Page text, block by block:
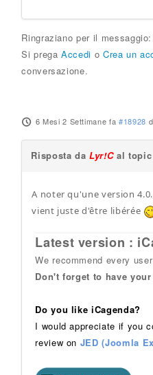
Ringraziano per il messaggio:
Si pregaAccedi o Crea un
conversazione.
6 Mesi 2 Settimane fa #18928
Risposta daLyr!Cal topic
A noter qu'une version
vient juste d'être libérée
Latest version :
We recommend every
Don't forget to have
Do you like iCagenda?
I would appreciate if you
review on JED (Joomla